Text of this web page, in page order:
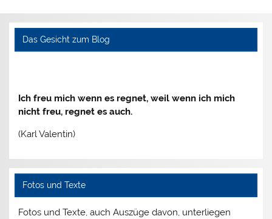
Das Gesicht zum Blog
Ich freu mich wenn es regnet, weil wenn ich mich
nicht freu, regnet es auch.
(Karl Valentin)
Fotos und Texte
Fotos und Texte, auch Auszüge davon, unterliegen